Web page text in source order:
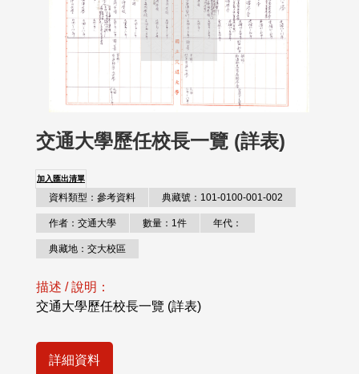
交通大學歷任校長一覽 (詳表)
加入匯出清單
資料類型：參考資料 典藏號：101-0100-001-002
作者：交通大學 數量：1件 年代：
典藏地：交大校區
描述 / 說明：
交通大學歷任校長一覽 (詳表)
詳細資料